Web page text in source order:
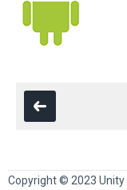
Copyright © 2023 Unity